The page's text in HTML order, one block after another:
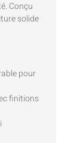
Conçu
solide
pour
finitions